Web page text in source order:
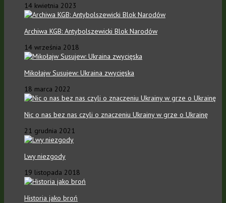
14 kwietnia 2023
Archiwa KGB: Antybolszewicki Blok Narodów
14 września 2018
Mikołajw Susujew: Ukraina zwycięska
18 marca 2022
Nic o nas bez nas czyli o znaczeniu Ukrainy w grze o Ukrainę
21 grudnia 2021
Lwy niezgody
19 listopada 2018
Historia jako broń